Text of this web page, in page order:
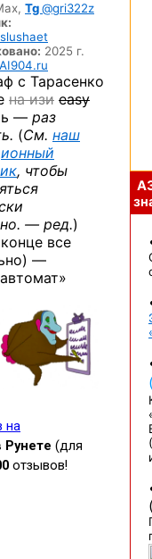
Tg@gri322z
2025 г.
с Тарасенко
на изи easy
— раз
(См. наш
, чтобы
— ред.)
все
—
(